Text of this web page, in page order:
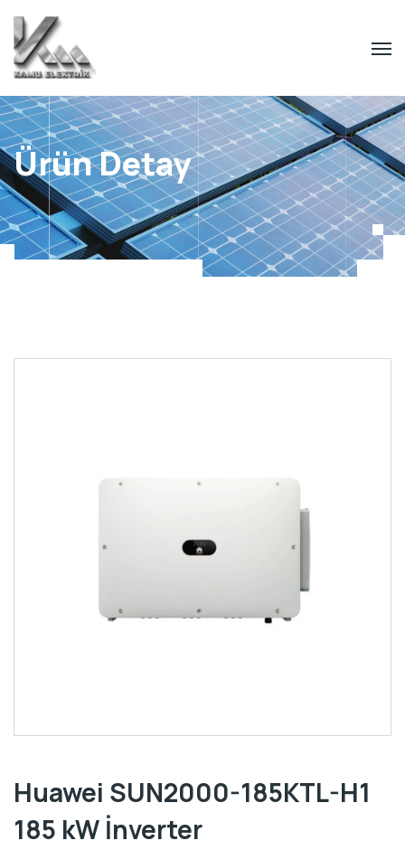
Ürün Detay
Huawei SUN2000-185KTL-H1
185 kW İnverter